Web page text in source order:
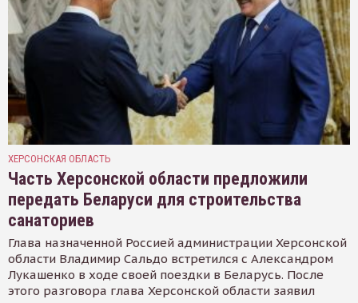
ХЕРСОНСКАЯ ОБЛАСТЬ
Часть Херсонской области предложили
передать Беларуси для строительства
санаториев
Глава назначенной Россией администрации Херсонской
области Владимир Сальдо встретился с Александром
Лукашенко в ходе своей поездки в Беларусь. После
этого разговора глава Херсонской области заявил